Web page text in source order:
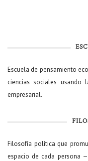
Escuela de pensamiento
ciencias sociales
empresarial.
Filosofía política que
espacio de cada persona